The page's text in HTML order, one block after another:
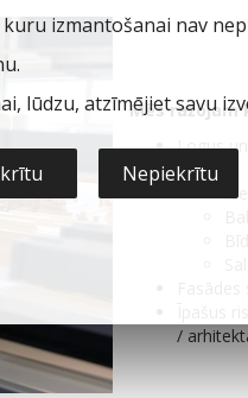
Mēs ražojam
Logus
Durvis:
/
izmantošanai nav
lūdzu, atzīmējiet savu
Nepiekrītu